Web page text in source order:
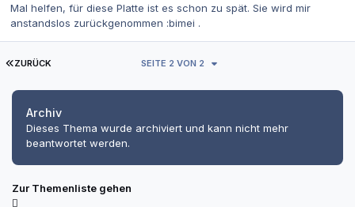
Mal helfen, für diese Platte ist es schon zu spät. Sie wird mir
anstandslos zurückgenommen :bimei .
ERSTE SEITE
ZURÜCK SEITE 2 VON 2
Archiv
Dieses Thema wurde archiviert und kann nicht mehr
beantwortet werden.
Zur Themenliste gehen